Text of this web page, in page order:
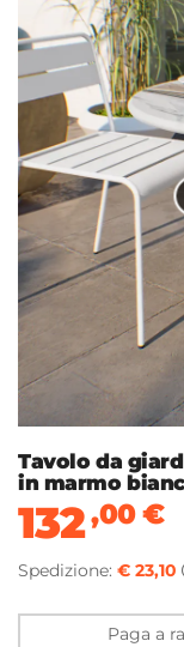
Tavolo da
in marmo
132,00€
Spedizione: € 23,10
Paga a